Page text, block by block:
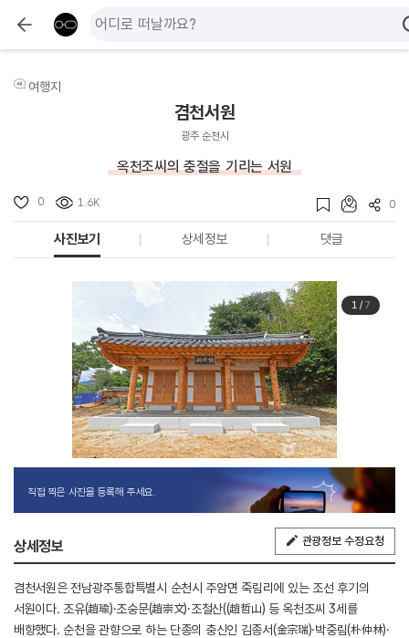
여행지
겸천서원
광주 순천시
옥천조씨의 충절을 기리는 서원
0 1.6K 0
사진보기 상세정보 댓글
1/ 7
직접 찍은 사진을 등록해 주세요.
상세정보 관광정보 수정요청
겸천서원은 전남광주통합특별시 순천시 주암면 죽림리에 있는 조선 후기의
서원이다. 조유(趙瑜)·조숭문(趙崇文)·조철산((趙哲山) 등 옥천조씨 3세를
배향했다. 순천을 관향으로 하는 단종의 충신인 김종서(金宗瑞)·박중림(朴仲林)·